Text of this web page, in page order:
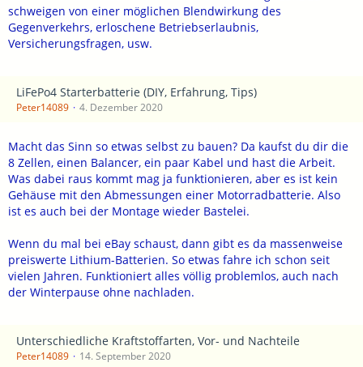
schweigen von einer möglichen Blendwirkung des
Gegenverkehrs, erloschene Betriebserlaubnis,
Versicherungsfragen, usw.
LiFePo4 Starterbatterie (DIY, Erfahrung, Tips)
Peter14089 4. Dezember 2020
Macht das Sinn so etwas selbst zu bauen? Da kaufst du dir die
8 Zellen, einen Balancer, ein paar Kabel und hast die Arbeit.
Was dabei raus kommt mag ja funktionieren, aber es ist kein
Gehäuse mit den Abmessungen einer Motorradbatterie. Also
ist es auch bei der Montage wieder Bastelei.
Wenn du mal bei eBay schaust, dann gibt es da massenweise
preiswerte Lithium-Batterien. So etwas fahre ich schon seit
vielen Jahren. Funktioniert alles völlig problemlos, auch nach
der Winterpause ohne nachladen.
Unterschiedliche Kraftstoffarten, Vor- und Nachteile
Peter14089 14. September 2020